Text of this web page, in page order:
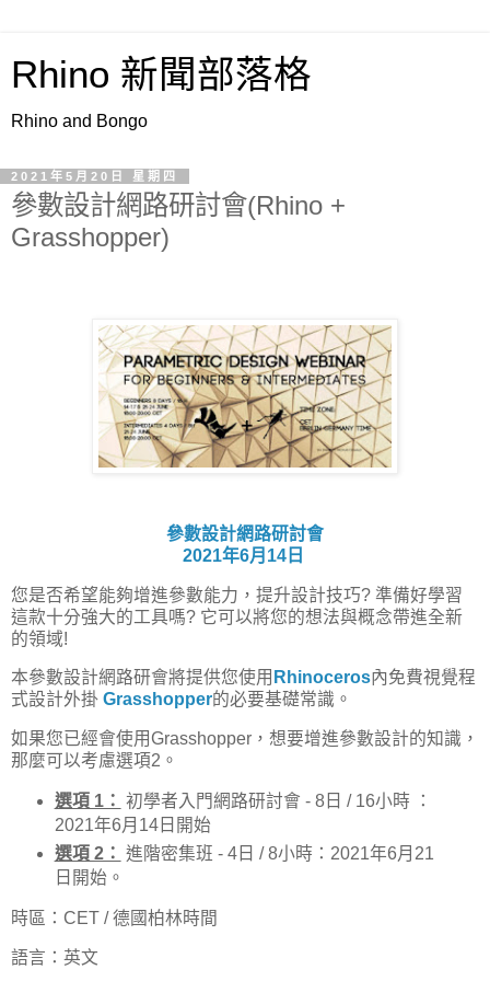
Rhino 新聞部落格
Rhino and Bongo
2021年5月20日 星期四
參數設計網路研討會(Rhino +
Grasshopper)
參數設計網路研討會
2021年6月14日
您是否希望能夠增進參數能力，提升設計技巧? 準備好學習
這款十分強大的工具嗎? 它可以將您的想法與概念帶進全新
的領域!
本參數設計網路研會將提供您使用 Rhinoceros內免費視覺程
式設計外掛 Grasshopper的必要基礎常識。
如果您已經會使用Grasshopper，想要增進參數設計的知識，
那麼可以考慮選項2。
選項 1： 初學者入門網路研討會 - 8日 / 16小時 ：
2021年6月14日開始
選項 2： 進階密集班 - 4日 / 8小時：2021年6月21
日開始。
時區：CET / 德國柏林時間
語言：英文